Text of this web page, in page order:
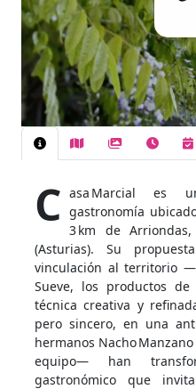
C asa Marcial es
gastronomía
3 km de
(Asturias). Su
vinculación al territorio
Sueve, los productos
técnica creativa y
pero sincero, en una
hermanos Nacho
equipo— han
gastronómico que